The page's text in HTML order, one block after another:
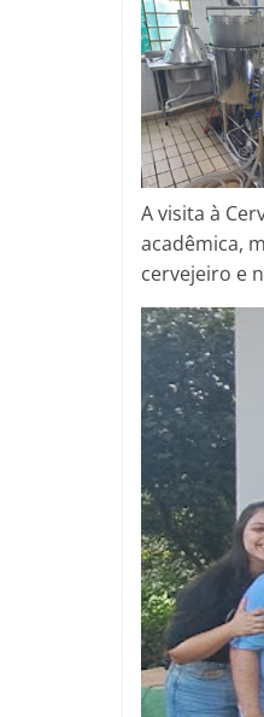
A visita à
acadêmica,
cervejeiro e